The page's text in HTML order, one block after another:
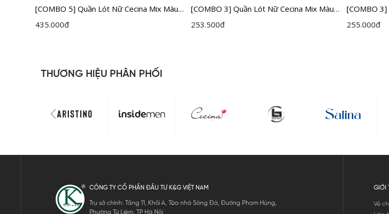
[COMBO 5] Quần Lót Nữ Cecina Mix Màu
CBI600EDP05
435.000đ
[COMBO 3] Quần Lót Nữ Cecina Mix Màu
CBI004EDP03
253.500đ
[COMBO
255.000đ
THƯƠNG HIỆU PHÂN PHỐI
CÔNG TY CỔ PHẦN ĐẦU TƯ K&G VIỆT NAM
Trụ sở chính: Tầng 11, Khối A, Tòa nhà Sông Đà, Đường Phạm Hùng,
Phường Từ Liêm, TP Hà Nội
GIỚI
Về